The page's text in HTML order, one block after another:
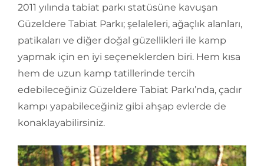
2011 yılında tabiat parkı statüsüne kavuşan
Güzeldere Tabiat Parkı; şelaleleri, ağaçlık alanları,
patikaları ve diğer doğal güzellikleri ile kamp
yapmak için en iyi seçeneklerden biri. Hem kısa
hem de uzun kamp tatillerinde tercih
edebileceğiniz Güzeldere Tabiat Parkı’nda, çadır
kampı yapabileceğiniz gibi ahşap evlerde de
konaklayabilirsiniz.